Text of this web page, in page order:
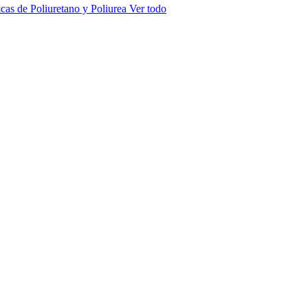
de Poliuretano y Poliurea Ver todo